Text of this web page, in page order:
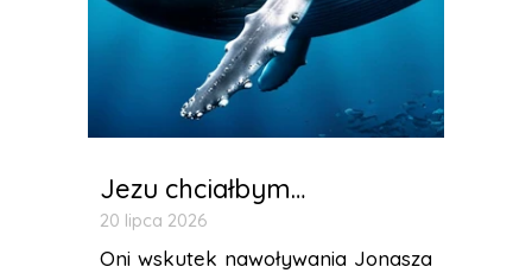
Jezu chciałbym…
20 lipca 2026
Oni wskutek nawoływania Jonasza